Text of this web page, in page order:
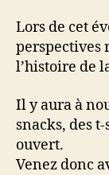
Lors de cet
perspectives
l’histoire de
Il y aura à
snacks, des
ouvert.
Venez donc